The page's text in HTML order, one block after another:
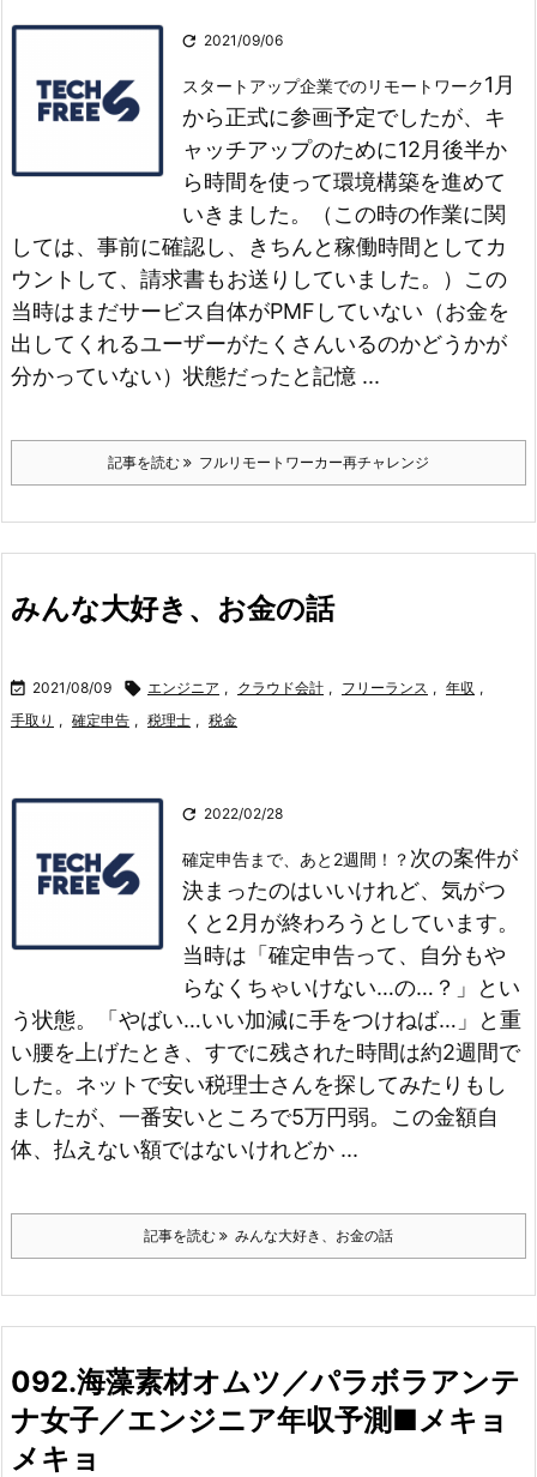
 2021/09/06
スタートアップ企業でのリモートワーク1月
から正式に参画予定でしたが、キ
ャッチアップのために12月後半か
ら時間を使って環境構築を進めて
いきました。（この時の作業に関
しては、事前に確認し、きちんと稼働時間としてカ
ウントして、請求書もお送りしていました。） この
当時はまだサービス自体がPMFしていない（お金を
出してくれるユーザーがたくさんいるのかどうかが
分かっていない）状態だったと記憶 ...
記事を読む フルリモートワーカー再チャレンジ
みんな大好き、お金の話
 2021/08/09  エンジニア , クラウド会計 , フリーランス , 年収 ,
手取り , 確定申告 , 税理士 , 税金
 2022/02/28
確定申告まで、あと2週間！？ 次の案件が
決まったのはいいけれど、気がつ
くと2月が終わろうとしています。
当時は「確定申告って、自分もや
らなくちゃいけない…の…？」とい
う状態。「やばい…いい加減に手をつけねば…」と重
い腰を上げたとき、すでに残された時間は約2週間で
した。 ネットで安い税理士さんを探してみたりもし
ましたが、一番安いところで5万円弱。この金額自
体、払えない額ではないけれどか ...
記事を読む みんな大好き、お金の話
092.海藻素材オムツ／パラボラアンテ
ナ女子／エンジニア年収予測■メキョ
メキョ